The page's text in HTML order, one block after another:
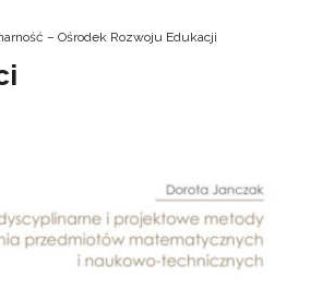
– Ośrodek Rozwoju Edukacji